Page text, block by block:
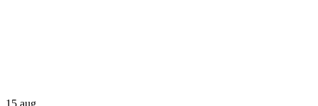
15 aug